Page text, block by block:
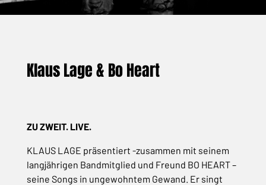
Klaus Lage & Bo Heart
ZU ZWEIT. LIVE.
KLAUS LAGE präsentiert -zusammen mit seinem
langjährigen Bandmitglied und Freund BO HEART –
seine Songs in ungewohntem Gewand. Er singt